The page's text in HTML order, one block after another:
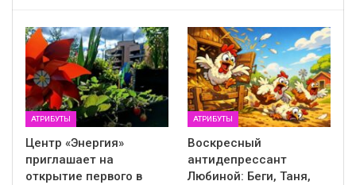
АТРИБУТЫ
Центр «Энергия»
приглашает на
открытие первого в
АТРИБУТЫ
Воскресный
антидепрессант
Любиной: Беги, Таня,